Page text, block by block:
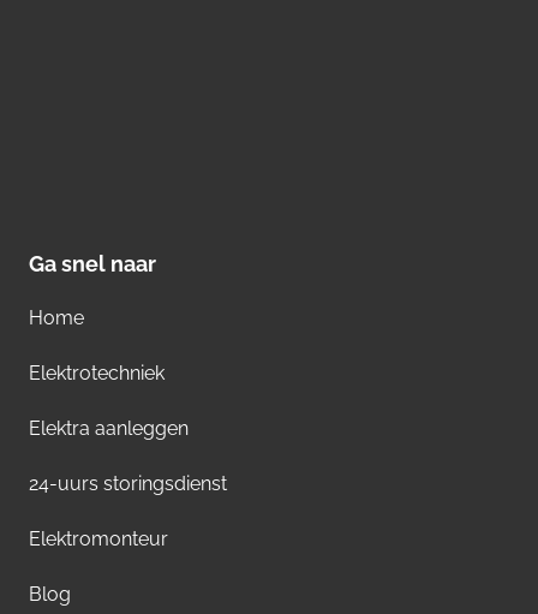
Ga snel naar
Home
Elektrotechniek
Elektra aanleggen
24-uurs storingsdienst
Elektromonteur
Blog